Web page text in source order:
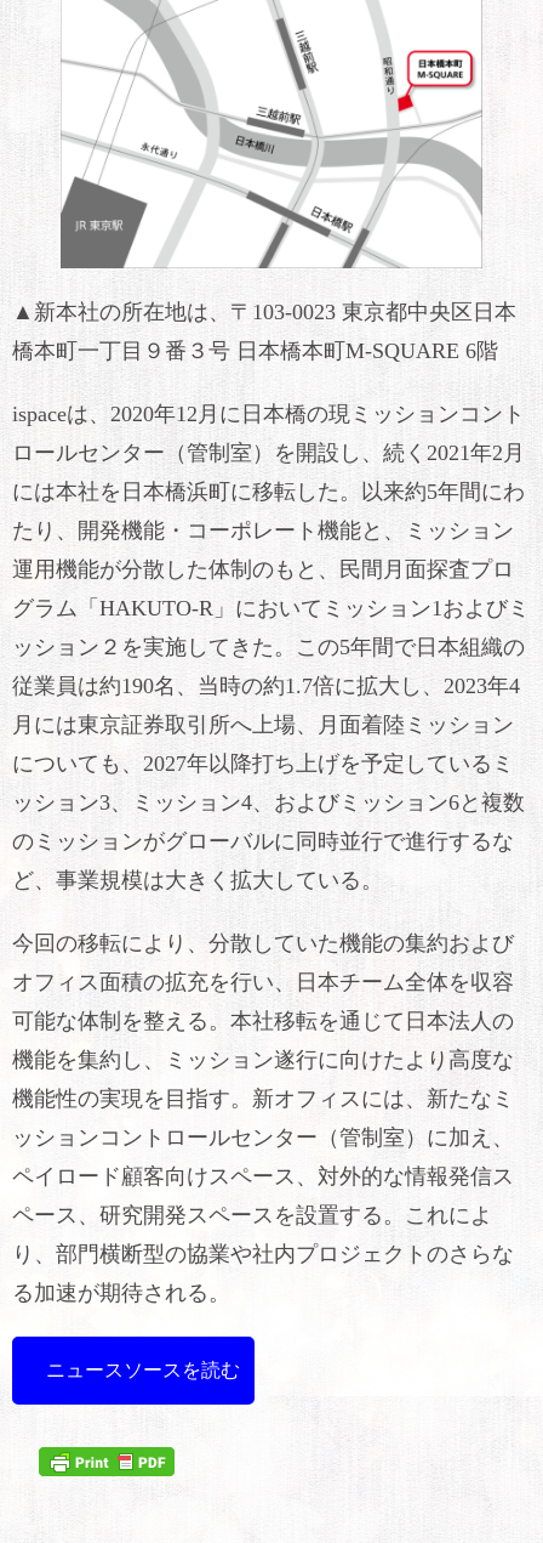
▲新本社の所在地は、〒103-0023 東京都中央区日本
橋本町一丁目９番３号 日本橋本町M-SQUARE 6階
ispaceは、2020年12月に日本橋の現ミッションコント
ロールセンター（管制室）を開設し、続く2021年2月
には本社を日本橋浜町に移転した。以来約5年間にわ
たり、開発機能・コーポレート機能と、ミッション
運用機能が分散した体制のもと、民間月面探査プロ
グラム「HAKUTO-R」においてミッション1およびミ
ッション２を実施してきた。この5年間で日本組織の
従業員は約190名、当時の約1.7倍に拡大し、2023年4
月には東京証券取引所へ上場、月面着陸ミッション
についても、2027年以降打ち上げを予定しているミ
ッション3、ミッション4、およびミッション6と複数
のミッションがグローバルに同時並行で進行するな
ど、事業規模は大きく拡大している。
今回の移転により、分散していた機能の集約および
オフィス面積の拡充を行い、日本チーム全体を収容
可能な体制を整える。本社移転を通じて日本法人の
機能を集約し、ミッション遂行に向けたより高度な
機能性の実現を目指す。新オフィスには、新たなミ
ッションコントロールセンター（管制室）に加え、
ペイロード顧客向けスペース、対外的な情報発信ス
ペース、研究開発スペースを設置する。これによ
り、部門横断型の協業や社内プロジェクトのさらな
る加速が期待される。
ニュースソースを読む